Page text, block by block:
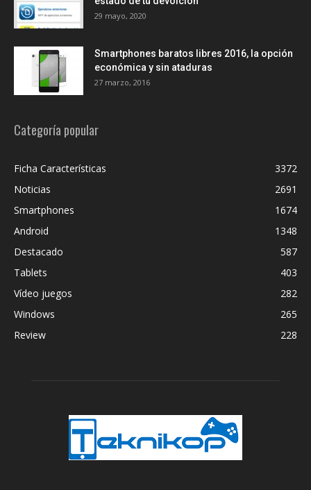
29 mayo, 2020
Smartphones baratos libres 2016, la opción
económica y sin ataduras
27 marzo, 2016
Categoría popular
Ficha Características
3372
Noticias
2691
Smartphones
1674
Android
1348
Destacado
587
Tablets
403
Vídeo juegos
282
Windows
265
Review
228